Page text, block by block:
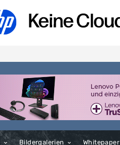
Bildergalerien Whitepaper